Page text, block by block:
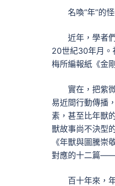
名喚“年”的
近年，學者們
20世紀30年月。
梅所編報紙《金
實在，把紫
易近間行動傳播
素，甚至比年獸
獸故事尚不決型
《年獸與圖騰崇
對應的十二篇——
百十年來，